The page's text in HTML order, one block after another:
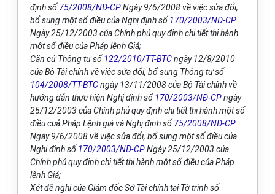
định số 75/2008/NĐ-CPNgày 9/6/2008 về việc sửa đổi,
bổ sung một số điều của Nghị định số 170/2003/NĐ-CP
Ngày 25/12/2003 của Chính phủ quy định chi tiết thi hành
một số điều của Pháp lệnh Giá;
Căn cứ Thông tư số 122/2010/TT-BTCngày 12/8/2010
của Bộ Tài chính về việc sửa đổi, bổ sung Thông t­ư số
104/2008/TT-BTCngày 13/11/2008 của Bộ Tài chính về
hướng dẫn thực hiện Nghị định số 170/2003/NĐ-CPngày
25/12/2003 của Chính phủ quy định chi tiết thi hành một số
điều cuả Pháp Lệnh giá và Nghị định số 75/2008/NĐ-CP
Ngày 9/6/2008 về việc sửa đổi, bổ sung một số điều của
Nghị định số 170/2003/NĐ-CPNgày 25/12/2003 của
Chính phủ quy định chi tiết thi hành một số điều của Pháp
lệnh Giá;
Xét đề nghị của Giám đốc Sở Tài chính tại Tờ trình số